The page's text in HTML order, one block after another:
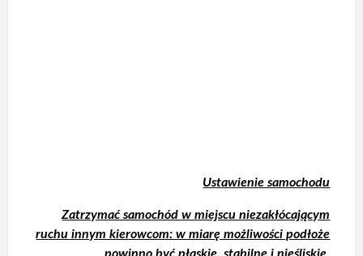
Ustawienie samochodu
Zatrzymać samochód w miejscu niezakłócającym
ruchu innym kierowcom: w miarę możliwości podłoże